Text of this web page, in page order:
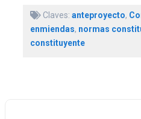
Claves: anteproyecto,
enmiendas, normas
constituyente